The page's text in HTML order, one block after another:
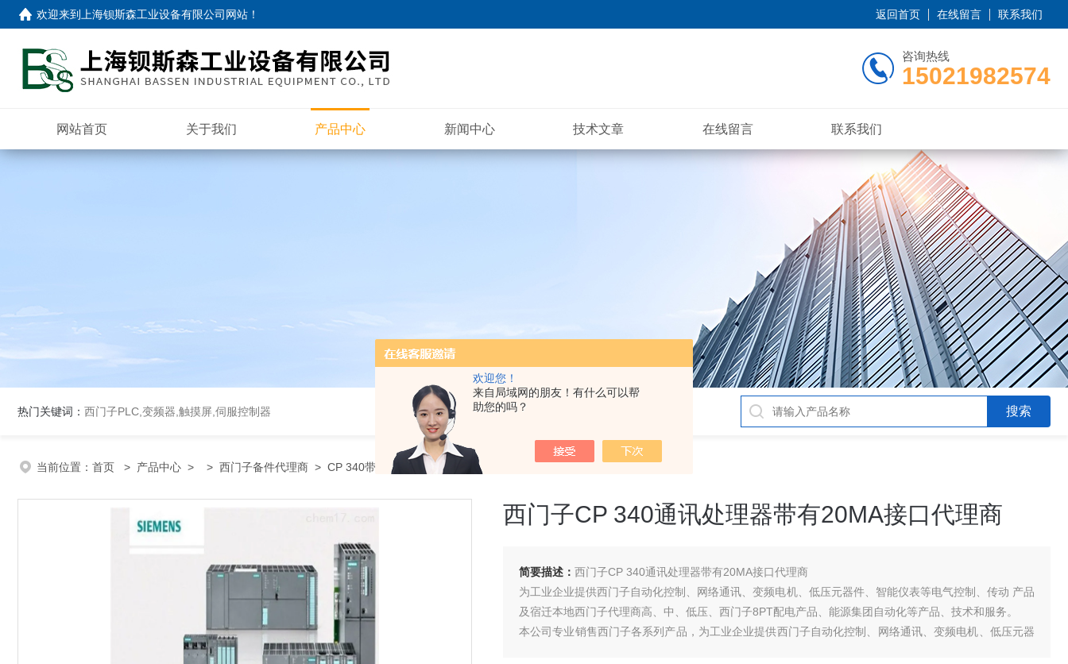
欢迎您！
来自局域网的朋友！有什么可以帮
助您的吗？
欢迎来到 上海钡斯森工业设备有限公司网站 ！ 返回首页 在线留言 联系我们
咨询热线
15021982574
网站首页 关于我们 产品中心 新闻中心 技术文章 在线留言 联系我们
热门关键词： 西门子PLC,变频器,触摸屏,伺服控制器
当前位置： 首页 > 产品中心 > > 西门子备件代理商 > CP 340带有20MA 接口西门子CP 340通讯处理器带有20MA接口代理商
西门子CP 340通讯处理器带有20MA接口代理商
简要描述： 西门子CP 340通讯处理器带有20MA接口代理商
为工业企业提供西门子自动化控制、网络通讯、变频电机、低压元器件、智能仪表等电气控制、传动 产品
及宿迁本地西门子代理商高、中、低压、西门子8PT配电产品、能源集团自动化等产品、技术和服务。
本公司专业销售西门子各系列产品，为工业企业提供西门子自动化控制、网络通讯、变频电机、低压元器